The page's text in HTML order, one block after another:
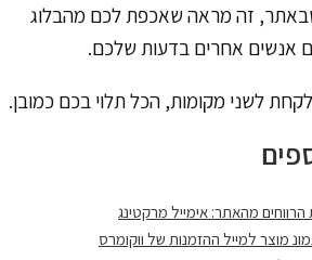
זה מראה שאכפת לכם מהבלוג
אנשים אחרים בדעות שלכם.
לשני מקומות, הכל תלוי בכם כמובן.
מהאתר: אימייל מרקטינג
מוצר למייל ההזמנות של ווקומרס